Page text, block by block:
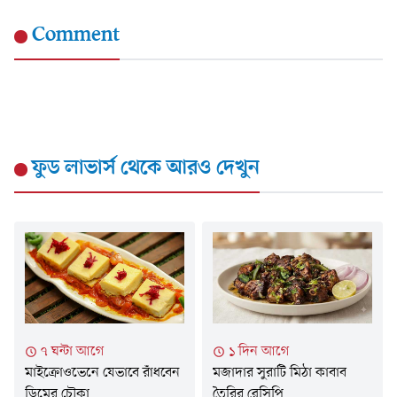
Comment
ফুড লাভার্সথেকে আরও দেখুন
৭ ঘন্টা আগে
মাইক্রোওভেনে যেভাবে রাঁধবেন
১ দিন আগে
মজাদার সুরাটি মিঠা কাবাব